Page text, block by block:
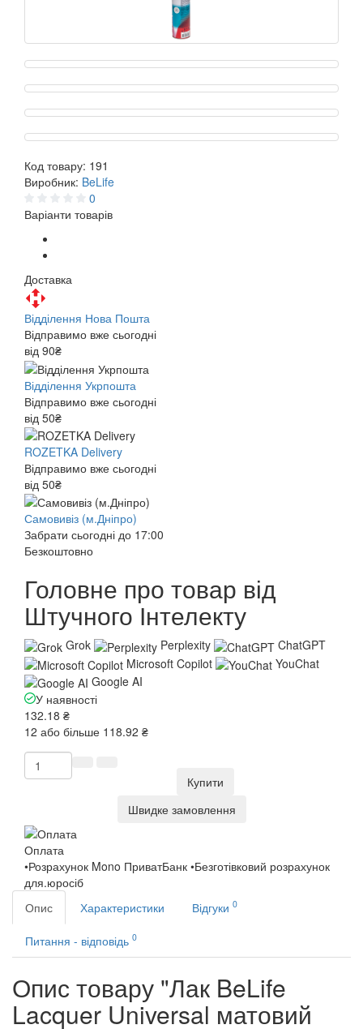
Код товару: 191
Виробник: BeLife
0
Варіанти товарів
Доставка
Відділення Нова Пошта
Відправимо вже сьогодні
від 90₴
Відділення Укрпошта
Відправимо вже сьогодні
від 50₴
ROZETKA Delivery
Відправимо вже сьогодні
від 50₴
Самовивіз (м.Дніпро)
Забрати сьогодні до 17:00
Безкоштовно
Головне про товар від
Штучного Інтелекту
Grok Perplexity
ChatGPT
Microsoft Copilot
YouChat
Google AI
У наявності
132.18 ₴
12 або більше 118.92 ₴
Купити
Швидке замовлення
Оплата
•Розрахунок Mono ПриватБанк •Безготівковий розрахунок
для.юросіб
Опис
Характеристики Відгуки 0
Питання - відповідь 0
Опис товару "Лак BeLife
Lacquer Universal матовий